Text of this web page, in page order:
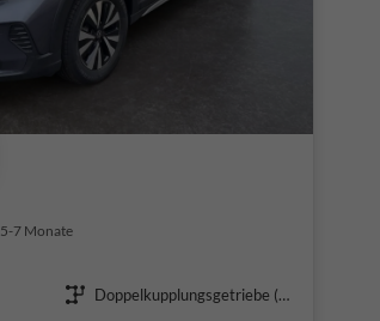
7 Monate
Doppelkupplungsgetriebe (DSG)